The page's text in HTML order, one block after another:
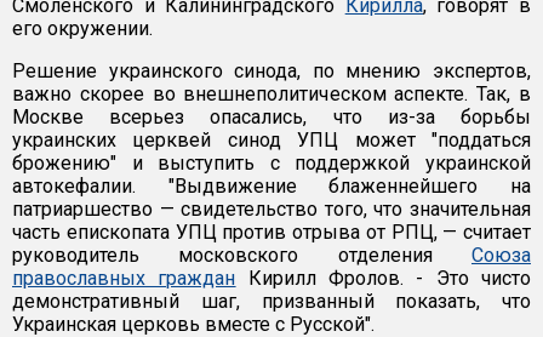
Смоленского и Калининградского Кирилла, говорят в
его окружении.
Решение украинского синода, по мнению экспертов,
важно скорее во внешнеполитическом аспекте. Так, в
Москве всерьез опасались, что из-за борьбы
украинских церквей синод УПЦ может "поддаться
брожению" и выступить с поддержкой украинской
автокефалии. "Выдвижение блаженнейшего на
патриаршество — свидетельство того, что значительная
часть епископата УПЦ против отрыва от РПЦ, — считает
руководитель московского отделения Союза
православных граждан Кирилл Фролов. - Это чисто
демонстративный шаг, призванный показать, что
Украинская церковь вместе с Русской".